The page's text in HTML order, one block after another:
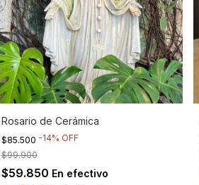
Rosario de Cerámica
$85.500 -14% OFF
$99.900
$59.850 En efectivo